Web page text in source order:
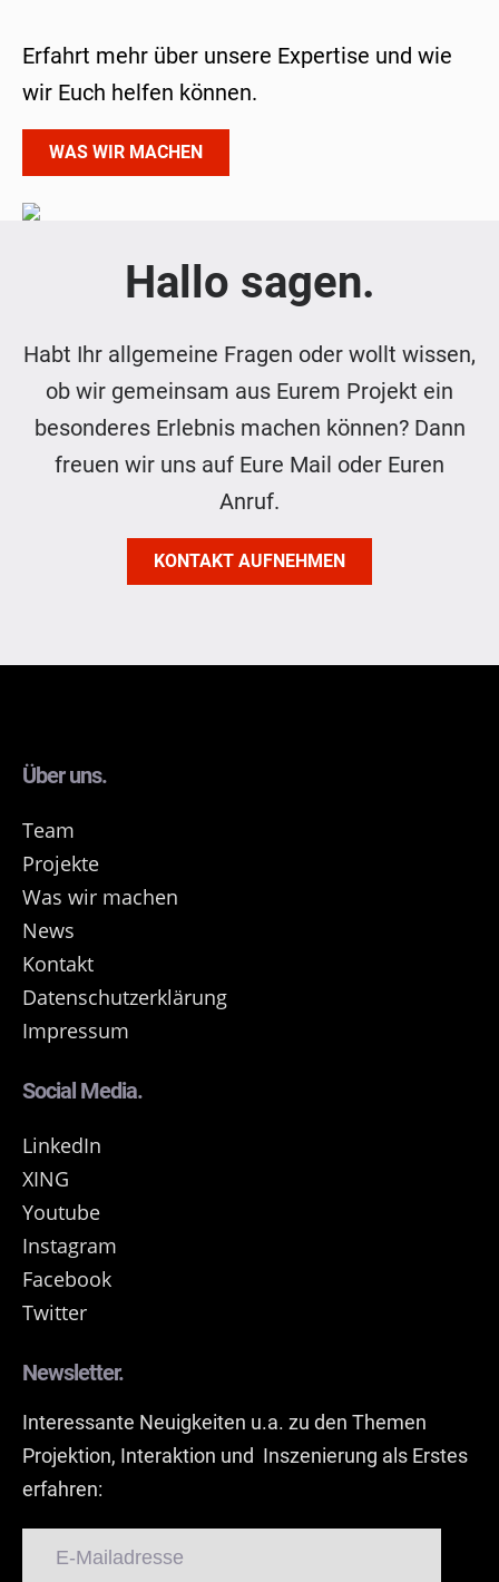
Erfahrt mehr über unsere Expertise und wie
wir Euch helfen können.
WAS WIR MACHEN
Hallo sagen.
Habt Ihr allgemeine Fragen oder wollt wissen,
ob wir gemeinsam aus Eurem Projekt ein
besonderes Erlebnis machen können? Dann
freuen wir uns auf Eure Mail oder Euren
Anruf.
KONTAKT AUFNEHMEN
Über uns.
Team
Projekte
Was wir machen
News
Kontakt
Datenschutzerklärung
Impressum
Social Media.
LinkedIn
XING
Youtube
Instagram
Facebook
Twitter
Newsletter.
Interessante Neuigkeiten u.a. zu den Themen
Projektion, Interaktion und Inszenierung als Erstes
erfahren: